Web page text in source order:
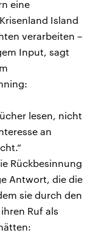
eine
Island
verarbeiten –
Input, sagt
lesen, nicht
an
Rückbesinnung
Antwort, die die
sie durch den
Ruf als